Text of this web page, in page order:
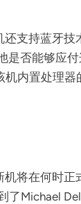
支持蓝牙
是否能够应
内置处理器
将在何时正
了Michael